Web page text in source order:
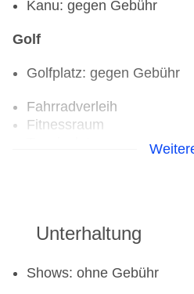
Kanu: gegen Gebühr
Golf
Golfplatz: gegen Gebühr
Fahrradverleih
Fitnessraum
Unterhaltung
Shows: ohne Gebühr